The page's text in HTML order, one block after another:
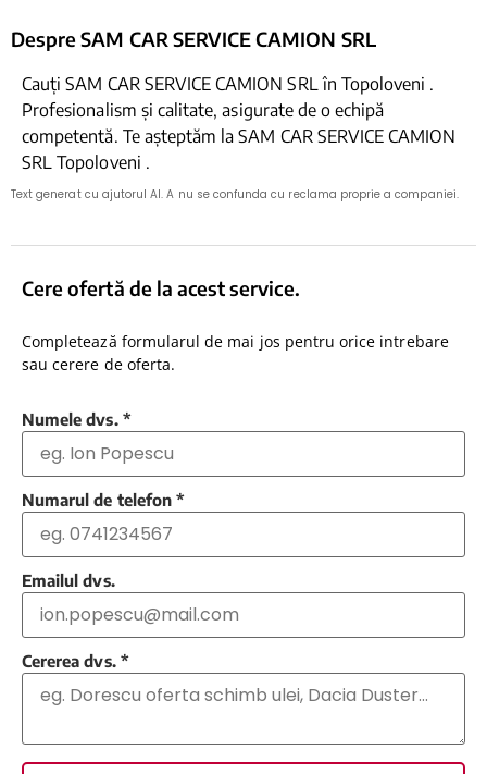
Despre SAM CAR SERVICE CAMION SRL
Cauți SAM CAR SERVICE CAMION SRL în Topoloveni .
Profesionalism și calitate, asigurate de o echipă
competentă. Te așteptăm la SAM CAR SERVICE CAMION
SRL Topoloveni .
Text generat cu ajutorul AI. A nu se confunda cu reclama proprie a companiei.
Cere ofertă de la acest service.
Completează formularul de mai jos pentru orice intrebare
sau cerere de oferta.
Numele dvs. *
Numarul de telefon *
Emailul dvs.
Cererea dvs. *